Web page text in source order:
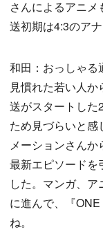
さんによるアニ
送初期は4:3のア
和田：おっしゃる
見慣れた若い人
送がスタートした
ため見づらいと
メーションさん
最新エピソードを
した。マンガ、
に進んで、『
ね。